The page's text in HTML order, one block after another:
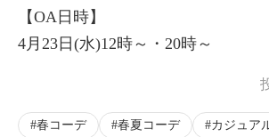
【OA日時】
4月23日(水)12時～・20時～
春コーデ 春夏コーデ
カジュア